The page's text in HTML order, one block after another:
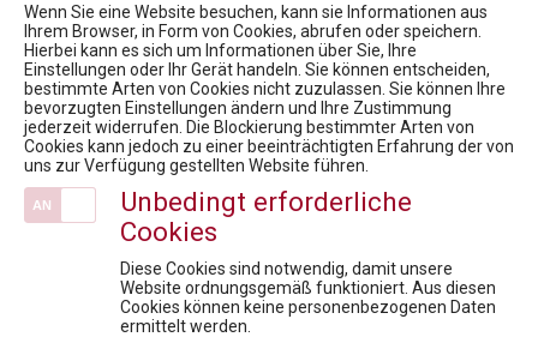
Pharmig Academy
Newsroom
Inhouse Training
Kontakt / Anfahrt
Mission / Vision
Team
News
Wenn Sie eine Website besuchen, kann sie Informationen aus
Ihrem Browser, in Form von Cookies, abrufen oder speichern.
Hierbei kann es sich um Informationen über Sie, Ihre
Einstellungen oder Ihr Gerät handeln. Sie können entscheiden,
bestimmte Arten von Cookies nicht zuzulassen. Sie können Ihre
bevorzugten Einstellungen ändern und Ihre Zustimmung
jederzeit widerrufen. Die Blockierung bestimmter Arten von
Cookies kann jedoch zu einer beeinträchtigten Erfahrung der von
uns zur Verfügung gestellten Website führen.
Unbedingt erforderliche
Cookies
Diese Cookies sind notwendig, damit unsere
Website ordnungsgemäß funktioniert. Aus diesen
Cookies können keine personenbezogenen Daten
ermittelt werden.